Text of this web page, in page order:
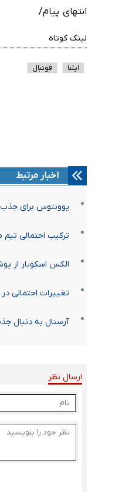
انتهای پیام/
لینک کوتاه
ایلنا فوتبال
اخبار مرتبط
یوونتوس برای جذب
ترکیب احتمالی
الکس اسکوبار از
تغییرات احتمالی در
آرسنال به دنبال
ارسال نظر